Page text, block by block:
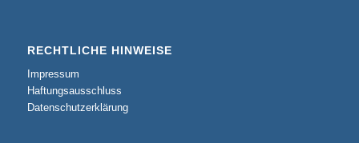
RECHTLICHE HINWEISE
Impressum
Haftungsausschluss
Datenschutzerklärung